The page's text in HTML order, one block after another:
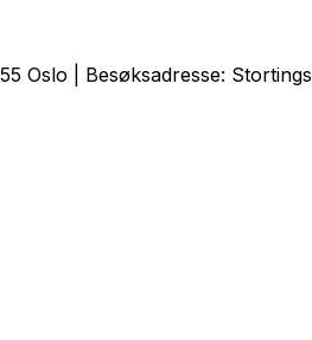
Oslo | Besøksadresse: